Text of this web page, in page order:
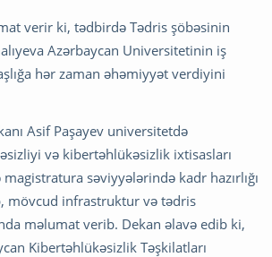
verir ki, tədbirdə Tədris şöbəsinin
Azərbaycan Universitetinin iş
hər zaman əhəmiyyət verdiyini
Asif Paşayev universitetdə
və kibertəhlükəsizlik ixtisasları
səviyyələrində kadr hazırlığı
mövcud infrastruktur və tədris
məlumat verib. Dekan əlavə edib ki,
Kibertəhlükəsizlik Təşkilatları